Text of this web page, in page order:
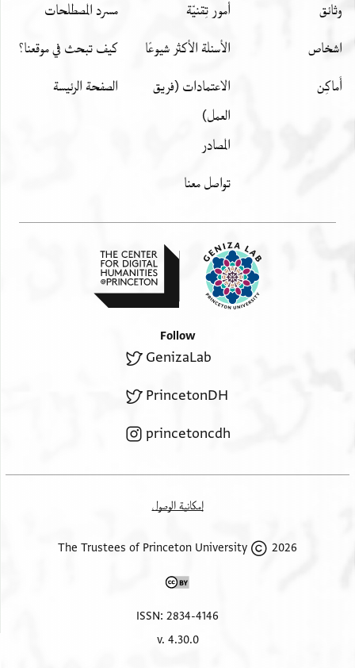
وثائق
اشخاص
أَماكِن
أمور تِقنيّة
الأسئلة الأكثر شيوعًا
الاعتمادات (فريق
العمل)
المصادر
تواصل معنا
مسرد المصطلحات
كيف تبحث في موقعنا؟
الصفحة الرئيسة
Follow
GenizaLab
PrincetonDH
princetoncdh
إمكانية الوصول
2026 The Trustees of Princeton University
ISSN: 2834-4146
v. 4.30.0